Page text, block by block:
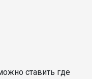
ставить где